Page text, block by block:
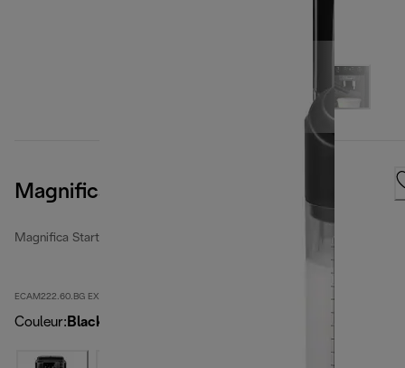
Magnifica Start
Magnifica Start
ECAM222.60.BG EX:1
Couleur: Black